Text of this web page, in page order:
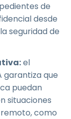
de
desde
seguridad de
el
garantiza que
puedan
situaciones
como